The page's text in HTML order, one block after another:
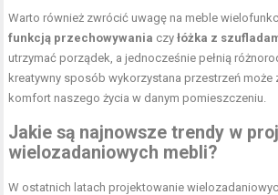
Warto również zwrócić uwagę na meble
funkcją przechowywania czyłóżka z
utrzymać porządek, a jednocześnie pełnią
kreatywny sposób wykorzystana przestrzeń
komfort naszego życia w danym pomieszczeniu.
Jakie są najnowsze trendy w
wielozadaniowych mebli?
W ostatnich latach projektowanie